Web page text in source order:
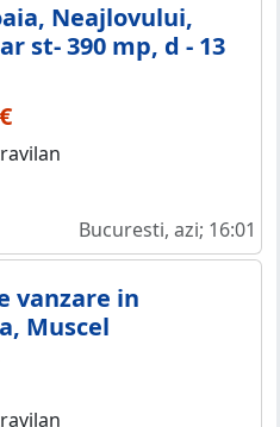
Neajlovului,
st- 390 mp, d - 13
Bucuresti, azi; 16:01
vanzare in
Muscel